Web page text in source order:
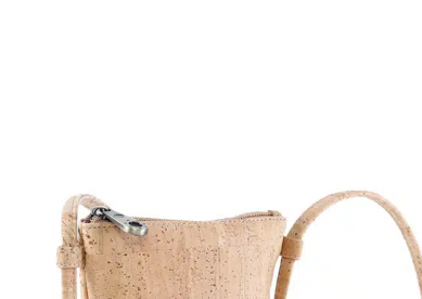
Marke